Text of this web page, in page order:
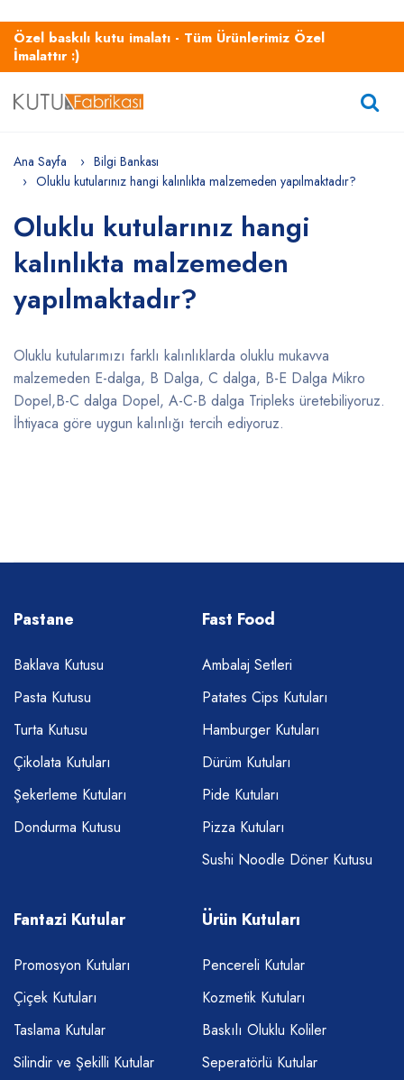
Özel baskılı kutu imalatı - Tüm Ürünlerimiz Özel
İmalattır :)
Ana Sayfa
Bilgi Bankası
Oluklu kutularınız hangi kalınlıkta malzemeden yapılmaktadır?
Oluklu kutularınız hangi
kalınlıkta malzemeden
yapılmaktadır?
Oluklu kutularımızı farklı kalınlıklarda oluklu mukavva
malzemeden E-dalga, B Dalga, C dalga, B-E Dalga Mikro
Dopel,B-C dalga Dopel, A-C-B dalga Tripleks üretebiliyoruz.
İhtiyaca göre uygun kalınlığı tercih ediyoruz.
Pastane
Baklava Kutusu
Pasta Kutusu
Turta Kutusu
Çikolata Kutuları
Şekerleme Kutuları
Dondurma Kutusu
Fast Food
Ambalaj Setleri
Patates Cips Kutuları
Hamburger Kutuları
Dürüm Kutuları
Pide Kutuları
Pizza Kutuları
Sushi Noodle Döner Kutusu
Fantazi Kutular
Promosyon Kutuları
Çiçek Kutuları
Taslama Kutular
Silindir ve Şekilli Kutular
Ürün Kutuları
Pencereli Kutular
Kozmetik Kutuları
Baskılı Oluklu Koliler
Seperatörlü Kutular